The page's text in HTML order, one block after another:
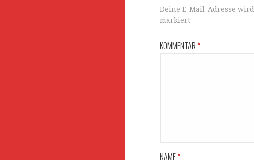
Deine E-Mail-Adresse
markiert
KOMMENTAR*
NAME*